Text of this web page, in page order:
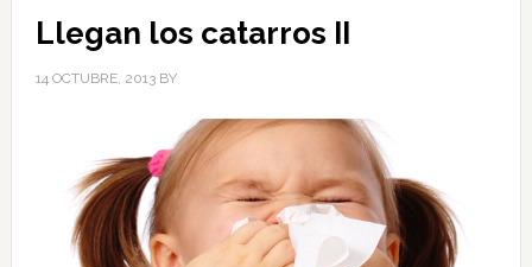
Llegan los catarros II
14 OCTUBRE, 2013BY